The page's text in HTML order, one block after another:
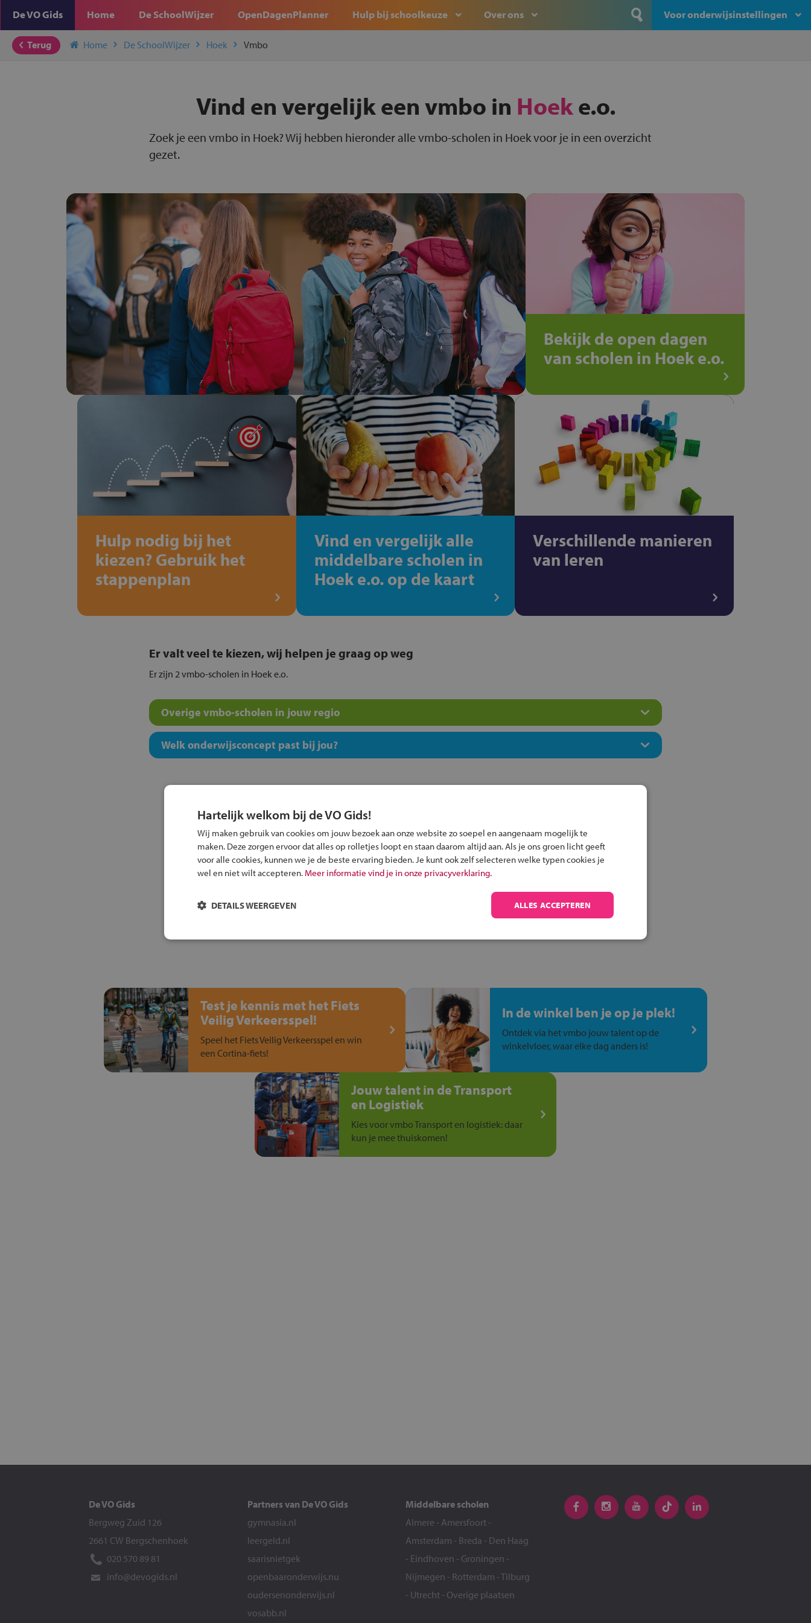
De VO Gids Home De SchoolWijzer OpenDagenPlanner Hulp bij schoolkeuze Over ons Voor onderwijsinstellingen
Terug Home De SchoolWijzer Hoek Vmbo
Vind en vergelijk een vmbo in Hoeke.o.
Zoek je een vmbo in Hoek? Wij hebben hieronder alle vmbo-scholen in Hoek voor je in een overzicht
gezet.
Bekijk de open dagen
van scholen in Hoek e.o.
Hulp nodig bij het
kiezen? Gebruik het
stappenplan
Vind en vergelijk alle
middelbare scholen in
Hoek e.o. op de kaart
Verschillende manieren
van leren
Er valt veel te kiezen, wij helpen je graag op weg
Er zijn 2 vmbo-scholen in Hoek e.o.
Overige vmbo-scholen in jouw regio
Welk onderwijsconcept past bij jou?
Inschrijven?
Alle informatie om je kind aan te melden bij
een middelbare school.
Test je kennis met het Fiets
Veilig Verkeersspel!
Speel het Fiets Veilig Verkeersspel en win
een Cortina-fiets!
In de winkel ben je op je plek!
Ontdek via het vmbo jouw talent op de
winkelvloer, waar elke dag anders is!
Jouw talent in de Transport
en Logistiek
Kies voor vmbo Transport en logistiek: daar
kun je mee thuiskomen!
De VO Gids
Bergweg Zuid 126
2661 CW Bergschenhoek
020 570 89 81
info@devogids.nl
Partners van De VO Gids
gymnasia.nl
leergeld.nl
saarisnietgek
openbaaronderwijs.nu
oudersenonderwijs.nl
vosabb.nl
Middelbare scholen
Almere - Amersfoort -
Amsterdam - Breda - Den Haag
- Eindhoven - Groningen -
Nijmegen - Rotterdam -Tilburg
- Utrecht - Overige plaatsen
Hartelijk welkom bij de VO Gids!
Wij maken gebruik van cookies om jouw bezoek aan onze website zo soepel en aangenaam mogelijk te
maken. Deze zorgen ervoor dat alles op rolletjes loopt en staan daarom altijd aan. Als je ons groen licht geeft
voor alle cookies, kunnen we je de beste ervaring bieden. Je kunt ook zelf selecteren welke typen cookies je
wel en niet wilt accepteren. Meer informatie vind je in onze privacyverklaring.
ALLES ACCEPTEREN
DETAILS WEERGEVEN